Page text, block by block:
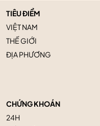
TIÊU ĐIỂM
VIỆT NAM
THẾ GIỚI
ĐỊA PHƯƠNG
CHỨNG KHOÁN
24H